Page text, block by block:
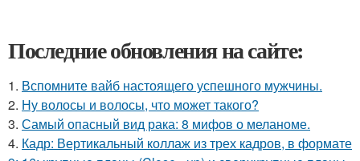
Последние обновления на сайте:
1. Вспомните вайб настоящего успешного мужчины.
2. Ну волосы и волосы, что может такого?
3. Самый опасный вид рака: 8 мифов о меланоме.
4. Кадр: Вертикальный коллаж из трех кадров, в формате